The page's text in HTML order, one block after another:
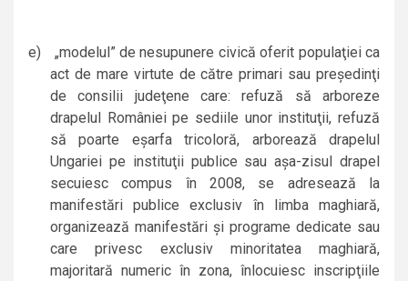
e)
„modelul” de nesupunere civică oferit populaţiei ca
act de mare virtute de către primari sau preşedinţi
de consilii judeţene care: refuză să arboreze
drapelul României pe sediile unor instituţii, refuză
să poarte eşarfa tricoloră, arborează drapelul
Ungariei pe instituţii publice sau aşa-zisul drapel
secuiesc compus în 2008, se adresează la
manifestări publice exclusiv în limba maghiară,
organizează manifestări şi programe dedicate sau
care privesc exclusiv minoritatea maghiară,
majoritară numeric în zona, înlocuiesc inscripţiile